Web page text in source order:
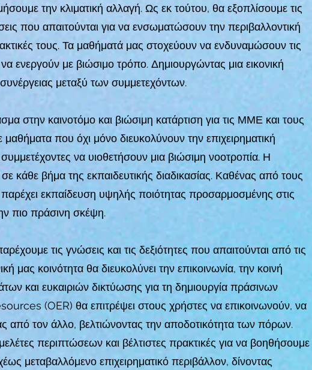
την κλιματική αλλαγή. Ως εκ τούτου, θα εξοπλίσουμε τις
που απαιτούνται για να ενσωματώσουν την περιβαλλοντική
τους. Τα μαθήματά μας στοχεύουν να ενδυναμώσουν τις
ενεργούν με βιώσιμο τρόπο. Δημιουργώντας μια εικονική
μεταξύ των συμμετεχόντων.
στην καινοτόμο και βιώσιμη κατάρτιση για τις ΜΜΕ και τους
μαθήματα που όχι μόνο διευκολύνουν την επιχειρηματική
να υιοθετήσουν μια βιώσιμη νοοτροπία. Η
κάθε βήμα της εκπαιδευτικής διαδικασίας. Καθένας από τους
παρέχει εκπαίδευση υψηλής ποιότητας προσαρμοσμένης στις
πιο πράσινη σκέψη.
τις γνώσεις και τις δεξιότητες που απαιτούνται από τις
μας κοινότητα θα διευκολύνει την επικοινωνία, την κοινή
και ευκαιριών δικτύωσης για τη δημιουργία πράσινων
(OER) θα επιτρέψει στους χρήστες να επικοινωνούν, να
από τον άλλο, βελτιώνοντας την αποδοτικότητα των πόρων.
περιπτώσεων και βέλτιστες πρακτικές για να βοηθήσουμε
μεταβαλλόμενο επιχειρηματικό περιβάλλον, δίνοντας